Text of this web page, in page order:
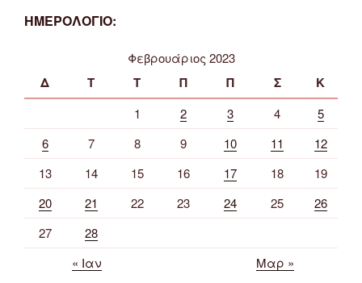
ΗΜΕΡΟΛΟΓΙΟ:
Φεβρουάριος 2023
Δ Τ Τ Π Π Σ Κ
1 2 3 4
5
6
7 8 9 10 11
12
13
14 15 16 17 18
19
20
21 22 23 24 25
26
27
28
« Ιαν
Μαρ »